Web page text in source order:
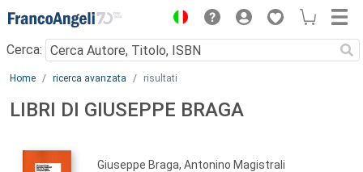
Menu
Cerca:
Main content
Home ricerca avanzata risultati
LIBRI DI GIUSEPPE BRAGA
Giuseppe Braga, Antonino Magistrali